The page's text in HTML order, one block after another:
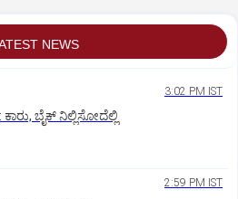
NEWS
3:02 PM IST
ಕಾರು, ಬೈಕ್‌ ನಿಲ್ಲಿಸೋದೆಲ್ಲಿ
2:59 PM IST